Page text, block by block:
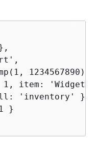
1234567890),
1, item:
'inventory' },
}